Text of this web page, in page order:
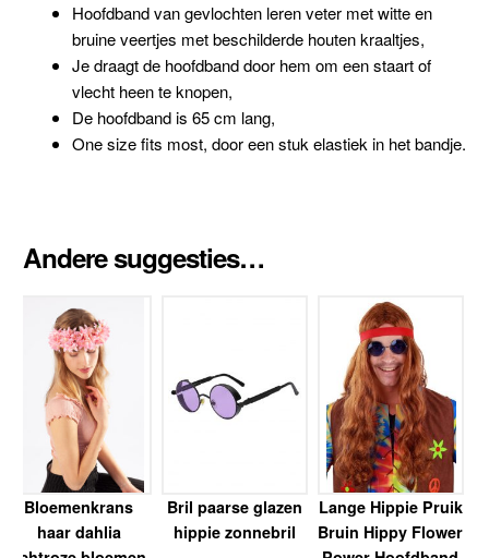
Hoofdband van gevlochten leren veter met witte en
bruine veertjes met beschilderde houten kraaltjes,
Je draagt de hoofdband door hem om een staart of
vlecht heen te knopen,
De hoofdband is 65 cm lang,
One size fits most, door een stuk elastiek in het bandje.
Andere suggesties…
Bloemenkrans
haar dahlia
Bril paarse glazen
hippie zonnebril
Lange Hippie Pruik
Bruin Hippy Flower